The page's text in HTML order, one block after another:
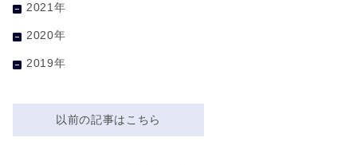
2021年
2020年
2019年
以前の記事はこちら